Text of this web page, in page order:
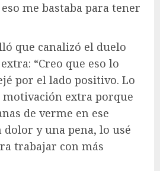
me bastaba para tener
que canalizó el duelo
“Creo que eso lo
por el lado positivo. Lo
motivación extra porque
de verme en ese
y una pena, lo usé
trabajar con más